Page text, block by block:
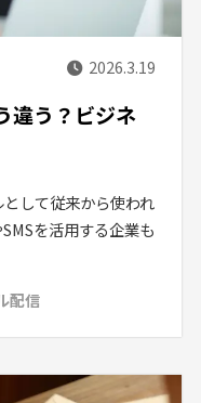
2026.3.19
違う？ビジネ
して従来から使われ
を活用する企業も
配信